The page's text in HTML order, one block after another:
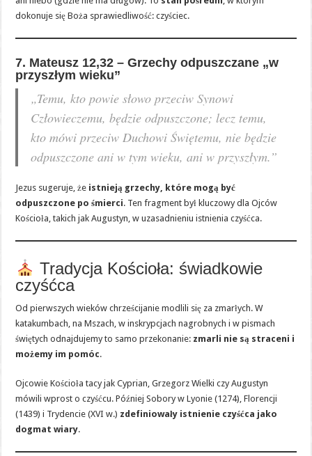
dokonuje się Boża sprawiedliwość: czyściec.
7. Mateusz 12,32 – Grzechy odpuszczane „w
przyszłym wieku”
„Temu, kto powie słowo przeciw Synowi
Człowieczemu, będzie odpuszczone; lecz temu,
kto mówi przeciw Duchowi Świętemu, nie będzie
odpuszczone ani w tym wieku, ani w przyszłym.”
Jezus sugeruje, że istnieją grzechy, które mogą być
odpuszczone po śmierci. Ten fragment był kluczowy dla Ojców
Kościoła, takich jak Augustyn, w uzasadnieniu istnienia czyśćca.
Tradycja Kościoła: świadkowie
czyśćca
Od pierwszych wieków chrześcijanie modlili się za zmarłych. W
katakumbach, na Mszach, w inskrypcjach nagrobnych i w pismach
świętych odnajdujemy to samo przekonanie: zmarli nie są straceni i
możemy im pomóc.
Ojcowie Kościoła tacy jak Cyprian, Grzegorz Wielki czy Augustyn
mówili wprost o czyśćcu. Później Sobory w Lyonie (1274), Florencji
(1439) i Trydencie (XVI w.) zdefiniowały istnienie czyśćca jako
dogmat wiary.